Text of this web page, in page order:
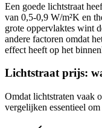
Een goede lichtstraat
van 0,5-0,9 W/m²K en
grote oppervlaktes wint
andere factoren omdat
effect heeft op het
Lichtstraat prijs:
Omdat lichtstraten vaak
vergelijken essentieel